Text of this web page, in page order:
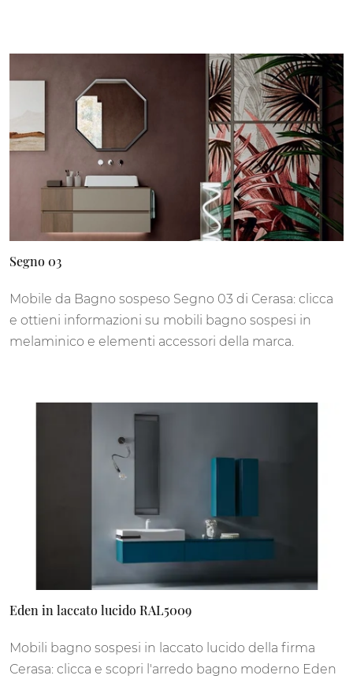
Segno 03
Mobile da Bagno sospeso Segno 03 di Cerasa: clicca
e ottieni informazioni su mobili bagno sospesi in
melaminico e elementi accessori della marca.
Eden in laccato lucido RAL5009
Mobili bagno sospesi in laccato lucido della firma
Cerasa: clicca e scopri l'arredo bagno moderno Eden